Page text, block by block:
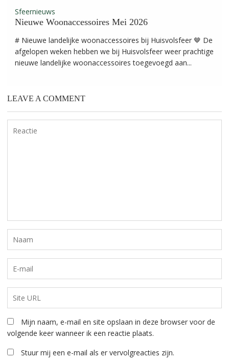
Sfeernieuws
Nieuwe Woonaccessoires Mei 2026
# Nieuwe landelijke woonaccessoires bij Huisvolsfeer 🤎 De
afgelopen weken hebben we bij Huisvolsfeer weer prachtige
nieuwe landelijke woonaccessoires toegevoegd aan...
LEAVE A COMMENT
Mijn naam, e-mail en site opslaan in deze browser voor de
volgende keer wanneer ik een reactie plaats.
Stuur mij een e-mail als er vervolgreacties zijn.